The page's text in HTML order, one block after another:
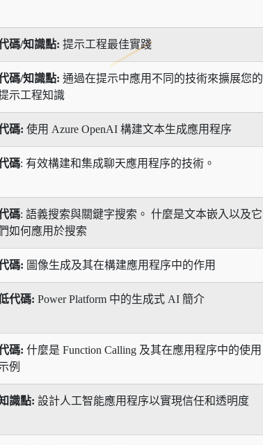
碼/知識點: 提示工程最佳實踐
碼/知識點: 通過在提示中應用不同的技術來擴展您的
示工程知識
碼: 使用 Azure OpenAI 構建文本生成應用程序
碼: 有效構建和集成聊天應用程序的技術。
碼: 語義搜索與關鍵字搜索。 什麼是文本嵌入以及它
如何應用於搜索
碼: 圖像生成及其在構建應用程序中的作用
代碼: Power Platform 中的生成式 AI 簡介
碼: 什麼是 Function Calling 及其在應用程序中的使用
例
識點: 設計人工智能應用程序以實現信任和透明度